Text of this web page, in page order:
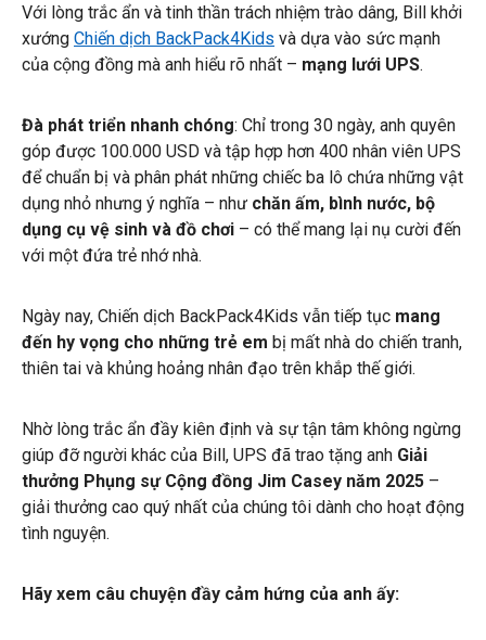
Với lòng trắc ẩn và tinh thần trách nhiệm trào dâng, Bill khởi
xướng Chiến dịch BackPack4Kids và dựa vào sức mạnh
của cộng đồng mà anh hiểu rõ nhất – mạng lưới UPS.
Đà phát triển nhanh chóng: Chỉ trong 30 ngày, anh quyên
góp được 100.000 USD và tập hợp hơn 400 nhân viên UPS
để chuẩn bị và phân phát những chiếc ba lô chứa những vật
dụng nhỏ nhưng ý nghĩa – như chăn ấm, bình nước, bộ
dụng cụ vệ sinh và đồ chơi – có thể mang lại nụ cười đến
với một đứa trẻ nhớ nhà.
Ngày nay, Chiến dịch BackPack4Kids vẫn tiếp tục mang
đến hy vọng cho những trẻ em bị mất nhà do chiến tranh,
thiên tai và khủng hoảng nhân đạo trên khắp thế giới.
Nhờ lòng trắc ẩn đầy kiên định và sự tận tâm không ngừng
giúp đỡ người khác của Bill, UPS đã trao tặng anh Giải
thưởng Phụng sự Cộng đồng Jim Casey năm 2025 –
giải thưởng cao quý nhất của chúng tôi dành cho hoạt động
tình nguyện.
Hãy xem câu chuyện đầy cảm hứng của anh ấy: